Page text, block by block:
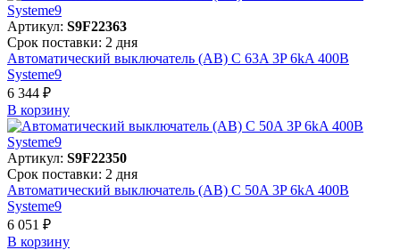
Артикул: S9F22363
Срок поставки: 2 дня
Автоматический выключатель (АВ) C 63A 3P 6kA 400В
Systeme9
6 344 ₽
В корзинy
Артикул: S9F22350
Срок поставки: 2 дня
Автоматический выключатель (АВ) C 50A 3P 6kA 400В
Systeme9
6 051 ₽
В корзинy